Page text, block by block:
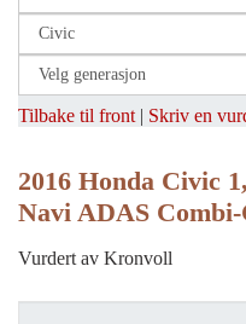
Tilbake til front | Skriv en
2016 Honda Civic
Navi ADAS Combi-
Vurdert av Kronvoll